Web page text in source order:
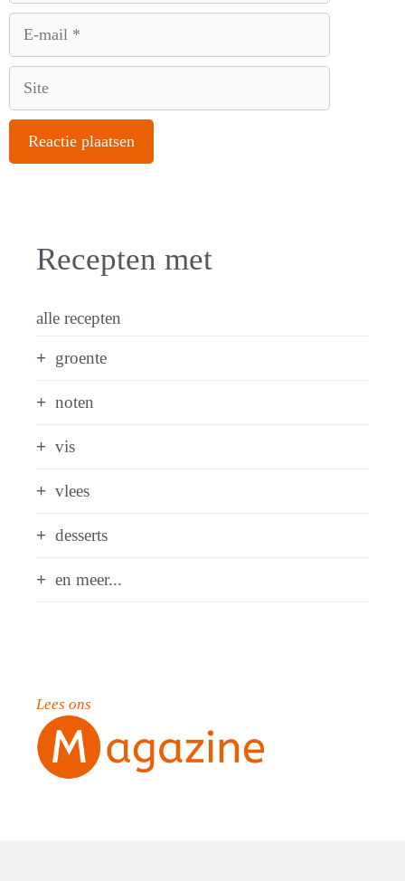
Recepten met
alle recepten
groente
noten
vis
vlees
desserts
en meer...
Lees ons